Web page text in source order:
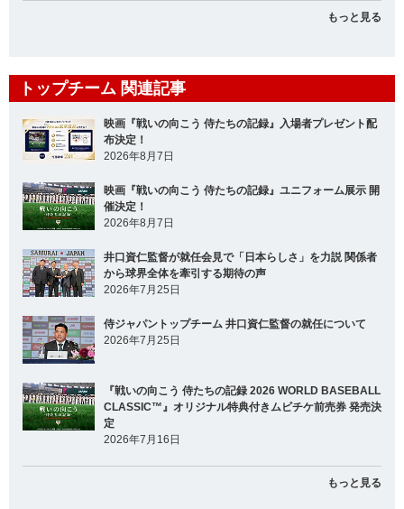
もっと見る
トップチーム 関連記事
映画『戦いの向こう 侍たちの記録』入場者プレゼント配
布決定！
2026年8月7日
映画『戦いの向こう 侍たちの記録』ユニフォーム展示 開
催決定！
2026年8月7日
井口資仁監督が就任会見で「日本らしさ」を力説 関係者
から球界全体を牽引する期待の声
2026年7月25日
侍ジャパントップチーム 井口資仁監督の就任について
2026年7月25日
『戦いの向こう 侍たちの記録 2026 WORLD BASEBALL
CLASSIC™』オリジナル特典付きムビチケ前売券 発売決
定
2026年7月16日
もっと見る